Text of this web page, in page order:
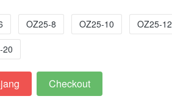
OZ25-8 OZ25-10 OZ25-12
20
`
Checkout